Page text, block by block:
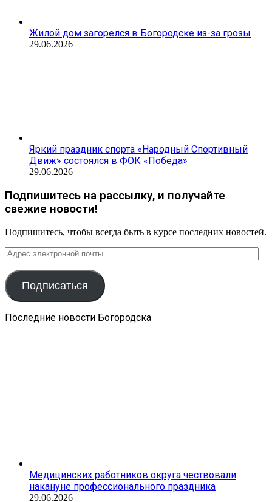
Жилой дом загорелся в Богородске из-за грозы
29.06.2026
Яркий праздник спорта «Народный Спортивный
Движ» состоялся в ФОК «Победа»
29.06.2026
Подпишитесь на рассылку, и получайте
свежие новости!
Подпишитесь, чтобы всегда быть в курсе последних новостей.
Адрес
электронной
почты
Подписаться
Последние новости Богородска
Медицинских работников округа чествовали
накануне профессионального праздника
29.06.2026